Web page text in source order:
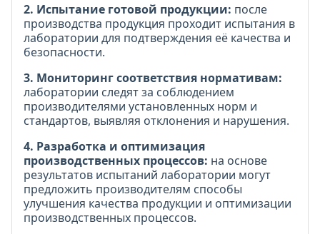
2. Испытание готовой продукции: после
производства продукция проходит испытания в
лаборатории для подтверждения её качества и
безопасности.
3. Мониторинг соответствия нормативам:
лаборатории следят за соблюдением
производителями установленных норм и
стандартов, выявляя отклонения и нарушения.
4. Разработка и оптимизация
производственных процессов: на основе
результатов испытаний лаборатории могут
предложить производителям способы
улучшения качества продукции и оптимизации
производственных процессов.